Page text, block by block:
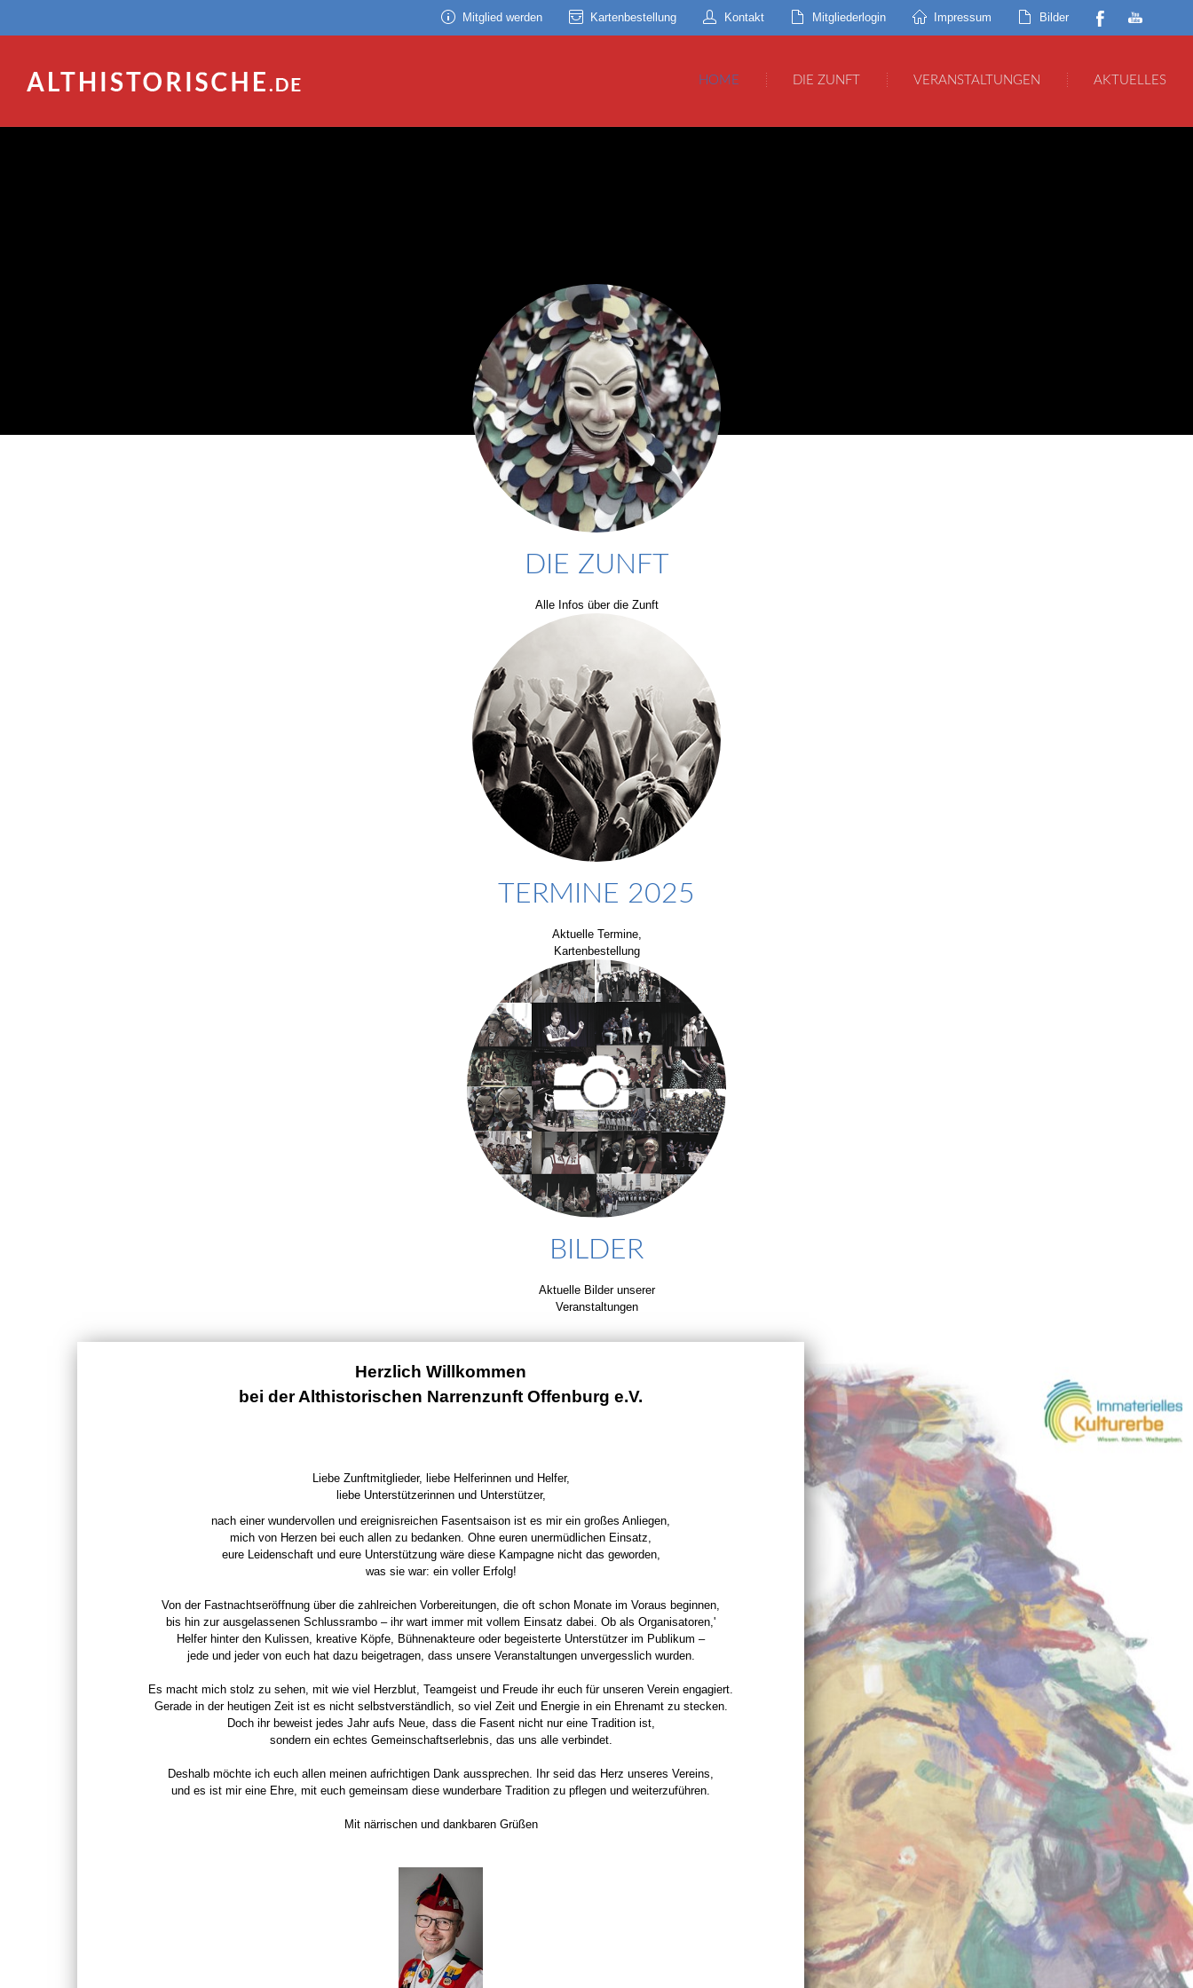
Mitglied werden Kartenbestellung Kontakt Mitgliederlogin Impressum Bilder
HOME DIE ZUNFT VERANSTALTUNGEN AKTUELLES
DIE ZUNFT
Alle Infos über die Zunft
TERMINE 2025
Aktuelle Termine,
Kartenbestellung
BILDER
Aktuelle Bilder unserer
Veranstaltungen
Herzlich Willkommen
bei der Althistorischen Narrenzunft Offenburg e.V.
Liebe Zunftmitglieder, liebe Helferinnen und Helfer,
liebe Unterstützerinnen und Unterstützer,
nach einer wundervollen und ereignisreichen Fasentsaison ist es mir ein großes Anliegen,
mich von Herzen bei euch allen zu bedanken. Ohne euren unermüdlichen Einsatz,
eure Leidenschaft und eure Unterstützung wäre diese Kampagne nicht das geworden,
was sie war: ein voller Erfolg!
Von der Fastnachtseröffnung über die zahlreichen Vorbereitungen, die oft schon Monate im Voraus beginnen,
bis hin zur ausgelassenen Schlussrambo – ihr wart immer mit vollem Einsatz dabei. Ob als Organisatoren,'
Helfer hinter den Kulissen, kreative Köpfe, Bühnenakteure oder begeisterte Unterstützer im Publikum –
jede und jeder von euch hat dazu beigetragen, dass unsere Veranstaltungen unvergesslich wurden.
Es macht mich stolz zu sehen, mit wie viel Herzblut, Teamgeist und Freude ihr euch für unseren Verein engagiert.
Gerade in der heutigen Zeit ist es nicht selbstverständlich, so viel Zeit und Energie in ein Ehrenamt zu stecken.
Doch ihr beweist jedes Jahr aufs Neue, dass die Fasent nicht nur eine Tradition ist,
sondern ein echtes Gemeinschaftserlebnis, das uns alle verbindet.
Deshalb möchte ich euch allen meinen aufrichtigen Dank aussprechen. Ihr seid das Herz unseres Vereins,
und es ist mir eine Ehre, mit euch gemeinsam diese wunderbare Tradition zu pflegen und weiterzuführen.
Mit närrischen und dankbaren Grüßen